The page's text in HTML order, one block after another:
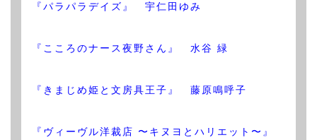
『パラパラデイズ』 宇仁田ゆみ
『こころのナース夜野さん』 水谷 緑
『きまじめ姫と文房具王子』 藤原鳴呼子
『ヴィーヴル洋裁店 〜キヌヨとハリエット〜』